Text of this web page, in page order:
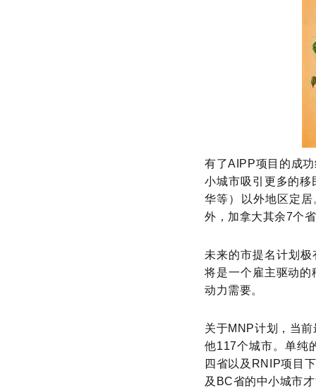
有了AIPP项目的成
小城市吸引更多的
华等）以外地区定
外，加拿大其余7个
未来的市提名计划
将是一个雇主驱动
动力需要。
关于MNP计划，当
他117个城市。单纯
四省以及RNIP项目
及BC省的中小城市